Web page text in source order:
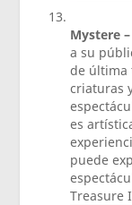
Mystere
a su
de última
criaturas
es
puede
Treasure